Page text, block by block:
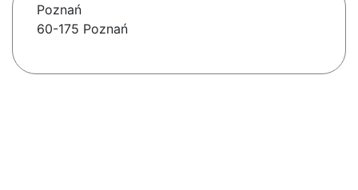
Poznań
60-175 Poznań